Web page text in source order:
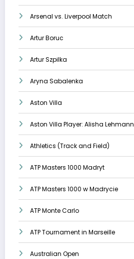
Arsenal vs. Liverpool Match
Artur Boruc
Artur Szpilka
Aryna Sabalenka
Aston Villa
Aston Villa Player: Alisha Lehmann
Athletics (Track and Field)
ATP Masters 1000 Madryt
ATP Masters 1000 w Madrycie
ATP Monte Carlo
ATP Tournament in Marseille
Australian Open